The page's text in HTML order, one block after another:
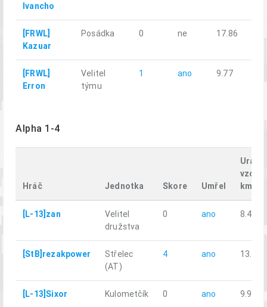
Ivancho
[FRWL]
Kazuar
Posádka 0 ne 17.86
[FRWL]
Erron
Velitel
týmu
1 ano 9.77
Alpha 1-4
Hráč Jednotka Skore Umřel
km
[L-13]zan
Velitel
družstva
0 ano 8.42
[StB]rezakpower
Střelec
(AT)
4 ano 13.37
[L-13]Sixor Kulometčík 0 ano 9.93